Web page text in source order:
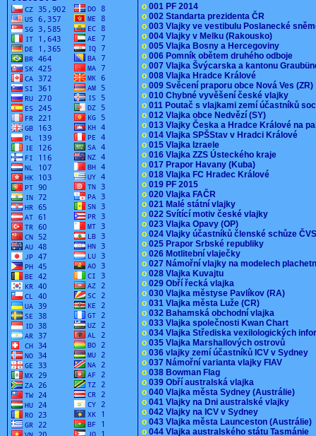
o 001 PF 2014
o 002 Standarta prezidenta ČR
o 003 Vlajky ve vestibulu Poslanecké
o 004 Vlajky v Melku (Rakousko)
o 005 Vlajka Bosny a Hercegoviny
o 006 Pomník obětem druhého odboje
o 007 Vlajka Švýcarska a kantonu
o 008 Vlajka Hradce Králové
o 009 Svěcení praporu obce Nová Ves
o 010 Chybné vyvěšení české vlajky
o 011 Poutač s vlajkami zemí účastníků
o 012 Vlajka obce Nedvězí (SY)
o 013 Vlajky Česka a Hradce Králové na
o 014 Vlajka SPŠStav v Hradci Králové
o 015 Vlajka Izraele
o 016 Vlajka ZZS Ústeckého kraje
o 017 Prapor Havany (Kuba)
o 018 Vlajka FC Hradec Králové
o 019 PF 2015
o 020 Vlajka FAČR
o 021 Malé státní vlajky
o 022 Svítící motiv české vlajky
o 023 Vlajka Opavy (OP)
o 024 Vlajky účastníků členské schůze
o 025 Prapor Srbské republiky
o 026 Motlitební vlaječky
o 027 Námořní vlajky na modelech
o 028 Vlajka Kuvajtu
o 029 Obří řecká vlajka
o 030 Vlajka městyse Pavlíkov (RA)
o 031 Vlajka města Luže (CR)
o 032 Bahamská obchodní vlajka
o 033 Vlajka společnosti Kwan Chart
o 034 Vlajka Střediska vexilologických
o 035 Vlajka Marshallových ostrovů
o 036 vlajky zemí účastníků ICV v Sydney
o 037 Námořní varianta vlajky FIAV
o 038 Bowman Flag
o 039 Obří australská vlajka
o 040 Vlajka města Sydney (Austrálie)
o 041 Vlajky na Dni australské vlajky
o 042 Vlajky na ICV v Sydney
o 043 Vlajka města Launceston (Austrálie)
o 044 Vlajka australského státu Tasmánie